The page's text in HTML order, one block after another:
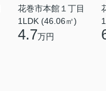
花巻市本館１丁目
1LDK (46.06㎡)
4.7万円